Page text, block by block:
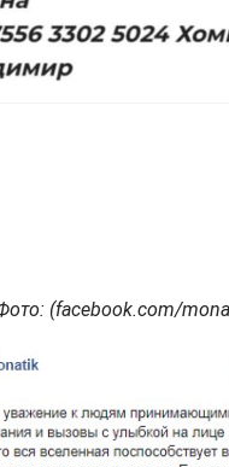
: (facebook.com/